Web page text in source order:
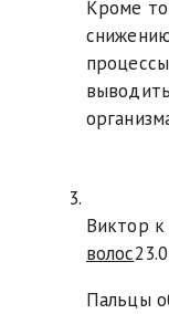
Кроме
Виктор к
волос
Пальцы